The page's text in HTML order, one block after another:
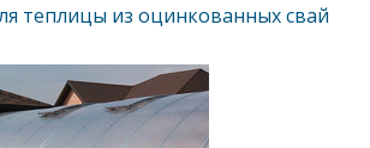
теплицы из оцинкованных свай